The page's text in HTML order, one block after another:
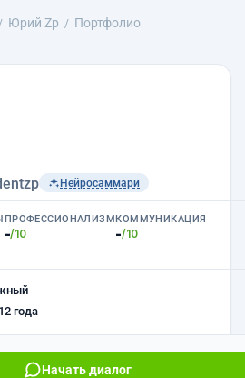
Юрий Zp
Портфолио
Нейросаммари
ПРОФЕССИОНАЛИЗМ
-/10
КОММУНИКАЦИЯ
-/10
года
Начать диалог